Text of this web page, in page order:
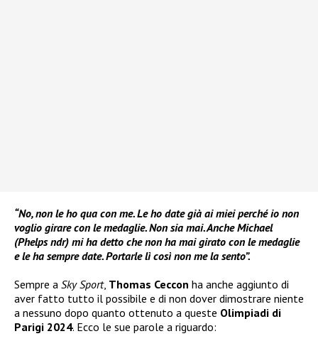
“No, non le ho qua con me. Le ho date già ai miei perché io non
voglio girare con le medaglie. Non sia mai. Anche Michael
(Phelps ndr) mi ha detto che non ha mai girato con le medaglie
e le ha sempre date. Portarle lì così non me la sento”.
Sempre a Sky Sport, Thomas Ceccon ha anche aggiunto di
aver fatto tutto il possibile e di non dover dimostrare niente
a nessuno dopo quanto ottenuto a queste Olimpiadi di
Parigi 2024. Ecco le sue parole a riguardo: